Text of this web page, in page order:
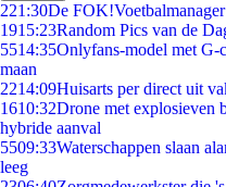
221:30De
1915:23Random Pics van de
5514:35Onlyfans-model met G-
maan
2214:09Huisarts per direct uit
1610:32Drone met explosieven
hybride aanval
5509:33Waterschappen slaan
leeg